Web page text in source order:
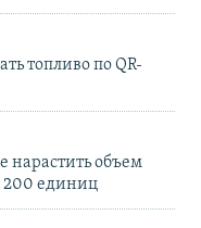
топливо по QR-
нарастить объем
200 единиц